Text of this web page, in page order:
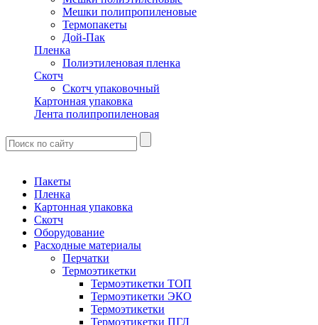
Мешки полипропиленовые
Термопакеты
Дой-Пак
Пленка
Полиэтиленовая пленка
Скотч
Скотч упаковочный
Картонная упаковка
Лента полипропиленовая
Пакеты
Пленка
Картонная упаковка
Скотч
Оборудование
Расходные материалы
Перчатки
Термоэтикетки
Термоэтикетки ТОП
Термоэтикетки ЭКО
Термоэтикетки
Термоэтикетки ПГЛ